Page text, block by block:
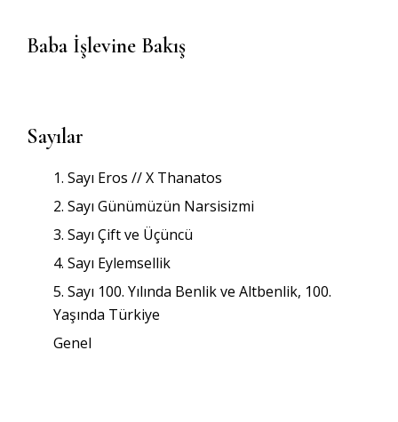
Baba İşlevine Bakış
Sayılar
1. Sayı Eros // X Thanatos
2. Sayı Günümüzün Narsisizmi
3. Sayı Çift ve Üçüncü
4. Sayı Eylemsellik
5. Sayı 100. Yılında Benlik ve Altbenlik, 100.
Yaşında Türkiye
Genel